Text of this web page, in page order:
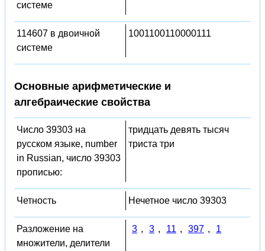
системе
114607 в двоичной
системе
1001100110000111
Основные арифметические и
алгебраические свойства
Число 39303 на
русском языке, number
in Russian, число 39303
прописью:
тридцать девять тысяч
триста три
Четность Нечетное число 39303
Разложение на
множители, делители
3 , 3 , 11 , 397 , 1